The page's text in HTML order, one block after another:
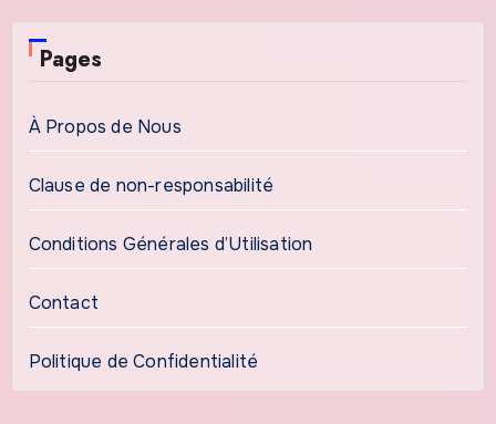
Pages
À Propos de Nous
Clause de non-responsabilité
Conditions Générales d’Utilisation
Contact
Politique de Confidentialité